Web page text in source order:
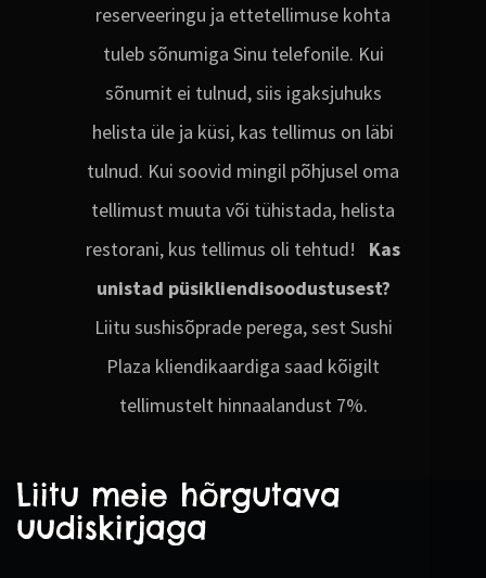
reserveeringu ja ettetellimuse kohta
tuleb sõnumiga Sinu telefonile. Kui
sõnumit ei tulnud, siis igaksjuhuks
helista üle ja küsi, kas tellimus on läbi
tulnud. Kui soovid mingil põhjusel oma
tellimust muuta või tühistada, helista
restorani, kus tellimus oli tehtud! Kas
unistad püsikliendisoodustusest?
Liitu sushisõprade perega, sest Sushi
Plaza kliendikaardiga saad kõigilt
tellimustelt hinnaalandust 7%.
Liitu meie hõrgutava
uudiskirjaga